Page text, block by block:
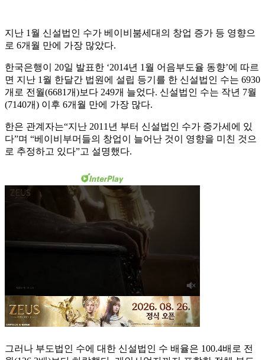
지난 1월 신설법인 수가 베이비붐세대의 창업 증가 등 영향으
로 6개월 만에 가장 많았다.
한국은행이 20일 발표한 ‘2014년 1월 어음부도율 동향’에 따르
면 지난 1월 한달간 법원에 설립 등기를 한 신설법인 수는 6930
개로 전월(6681개)보다 249개 늘었다. 신설법인 수는 작년 7월
(7140개) 이후 6개월 만에 가장 많다.
한은 관계자는“지난 2011년 부터 신설법인 수가 증가세에 있
다”며 “베이비부머들의 창업이 늘어난 것이 영향을 미친 것으
로 추정하고 있다”고 설명했다.
그러나 부도법인 수에 대한 신설법인 수 배율은 100.4배로 전